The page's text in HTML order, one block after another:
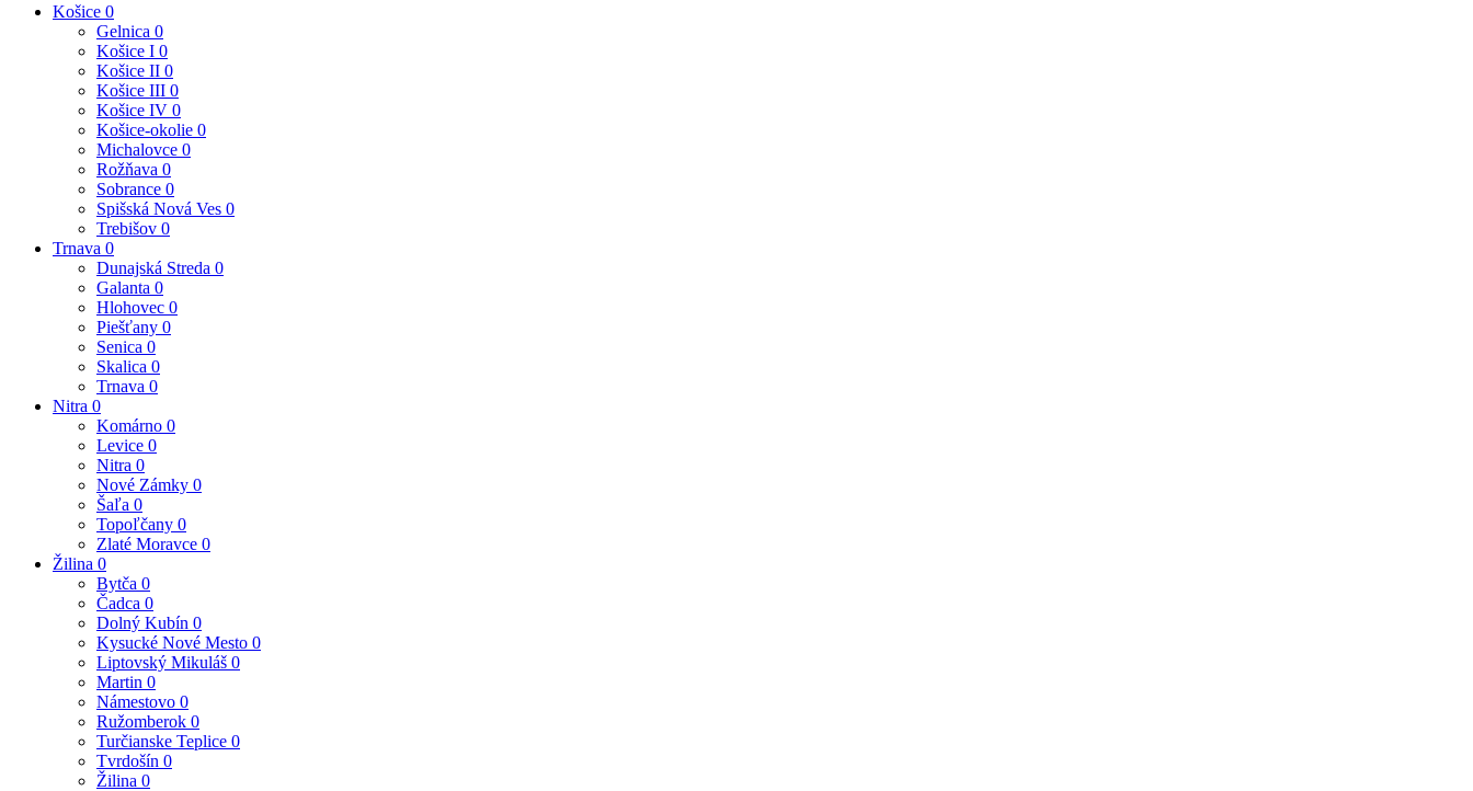
Košice 0
Gelnica 0
Košice I 0
Košice II 0
Košice III 0
Košice IV 0
Košice-okolie 0
Michalovce 0
Rožňava 0
Sobrance 0
Spišská Nová Ves 0
Trebišov 0
Trnava 0
Dunajská Streda 0
Galanta 0
Hlohovec 0
Piešťany 0
Senica 0
Skalica 0
Trnava 0
Nitra 0
Komárno 0
Levice 0
Nitra 0
Nové Zámky 0
Šaľa 0
Topoľčany 0
Zlaté Moravce 0
Žilina 0
Bytča 0
Čadca 0
Dolný Kubín 0
Kysucké Nové Mesto 0
Liptovský Mikuláš 0
Martin 0
Námestovo 0
Ružomberok 0
Turčianske Teplice 0
Tvrdošín 0
Žilina 0